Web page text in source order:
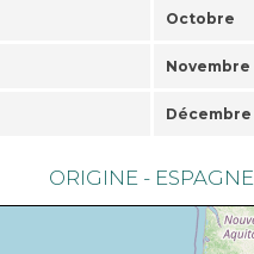
Octobre
Novembre
Décembre
ORIGINE - ESPAGNE